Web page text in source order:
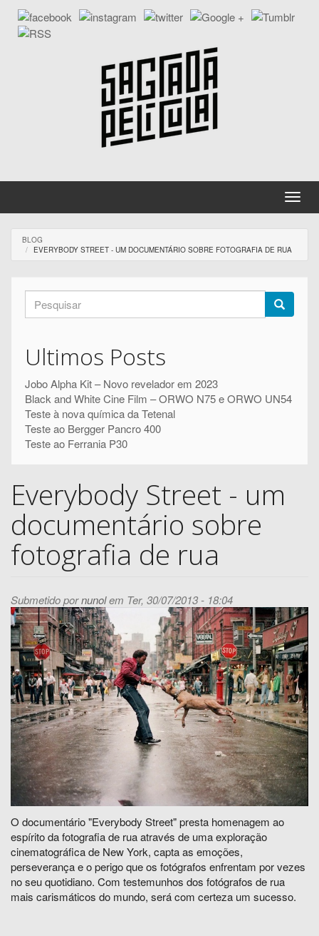
Passar
para
Toggle
BLOG
EVERYBODY STREET - UM DOCUMENTÁRIO SOBRE FOTOGRAFIA DE RUA
Formulário
de
pesquisa
Ultimos Posts
Jobo Alpha Kit – Novo revelador em 2023
Black and White Cine Film – ORWO N75 e ORWO UN54
Teste à nova química da Tetenal
Teste ao Bergger Pancro 400
Teste ao Ferrania P30
Everybody Street - um
documentário sobre
fotografia de rua
Submetido pornunolem Ter, 30/07/2013 - 18:04
O documentário "Everybody Street" presta homenagem ao
espírito da fotografia de rua através de uma exploração
cinematográfica de New York, capta as emoções,
perseverança e o perigo que os fotógrafos enfrentam por vezes
no seu quotidiano. Com testemunhos dos fotógrafos de rua
mais carismáticos do mundo, será com certeza um sucesso.